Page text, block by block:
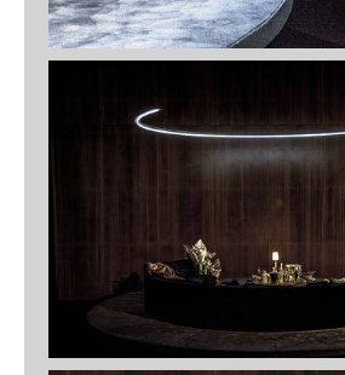
Schauspielhaus Salzburg, 2023